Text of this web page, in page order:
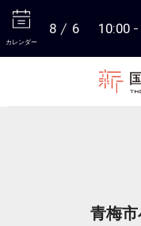
カレンダー
8 6 10:00
青梅